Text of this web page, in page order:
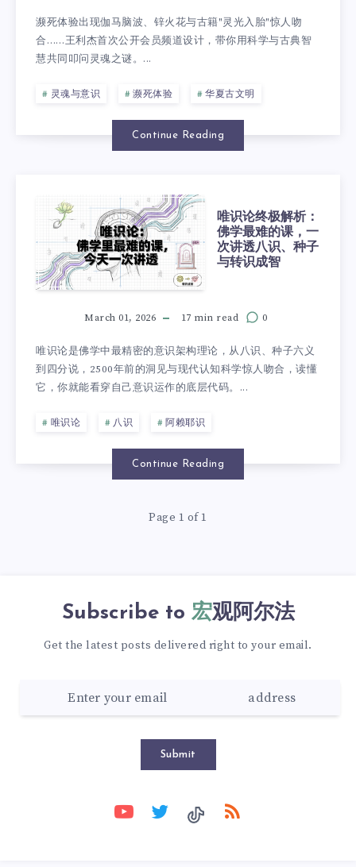
濒死体验出现伽马脑波、锌火花与古籍"灵光入胎"惊人吻
合……王利杰首次公开会员频道设计，带你用科学与古典智
慧共同叩问灵魂之谜。...
灵魂与意识 濒死体验 华夏古文明
Continue Reading
唯识论终极解析：
佛学最难的课，一
次讲透八识、种子
与转识成智
March 01, 2026 17 min read 0
唯识论是佛学中最精密的意识架构理论，从八识、种子六义
到四分说，2500年前的洞见与现代认知科学惊人吻合，读懂
它，你就能看穿自己意识运作的底层代码。...
唯识论 八识 阿赖耶识
Continue Reading
Page 1 of 1
Subscribe to 宏观阿尔法
Get the latest posts delivered right to your email.
Submit